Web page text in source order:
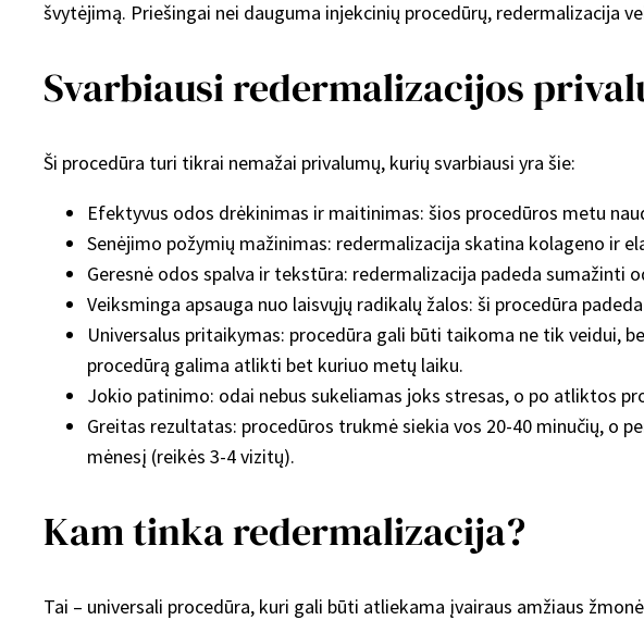
švytėjimą. Priešingai nei dauguma injekcinių procedūrų, redermalizacija
Svarbiausi redermalizacijos
Ši procedūra turi tikrai nemažai privalumų, kurių svarbiausi yra šie:
Efektyvus odos drėkinimas ir maitinimas: šios procedūros metu
Senėjimo požymių mažinimas: redermalizacija skatina kolageno
Geresnė odos spalva ir tekstūra: redermalizacija padeda
Veiksminga apsauga nuo laisvųjų radikalų žalos: ši procedūra
Universalus pritaikymas: procedūra gali būti taikoma ne tik veidui,
procedūrą galima atlikti bet kuriuo metų laiku.
Jokio patinimo: odai nebus sukeliamas joks stresas, o po atliktos
Greitas rezultatas: procedūros trukmė siekia vos 20-40 minučių, o
mėnesį (reikės 3-4 vizitų).
Kam tinka redermalizacija?
Tai – universali procedūra, kuri gali būti atliekama įvairaus amžiaus